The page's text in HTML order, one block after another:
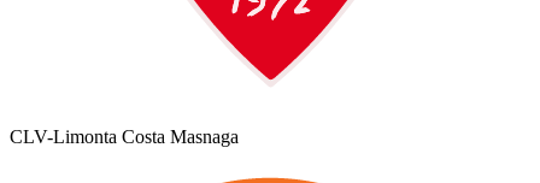
CLV-Limonta Costa Masnaga